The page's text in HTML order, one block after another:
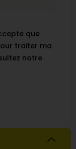
que
traiter ma
notre